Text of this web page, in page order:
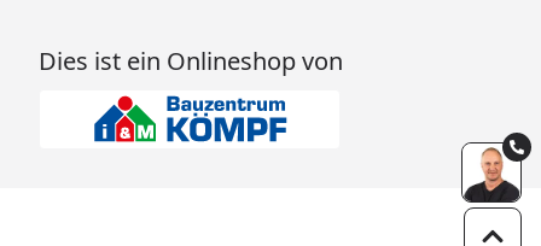
Dies ist ein Onlineshop von